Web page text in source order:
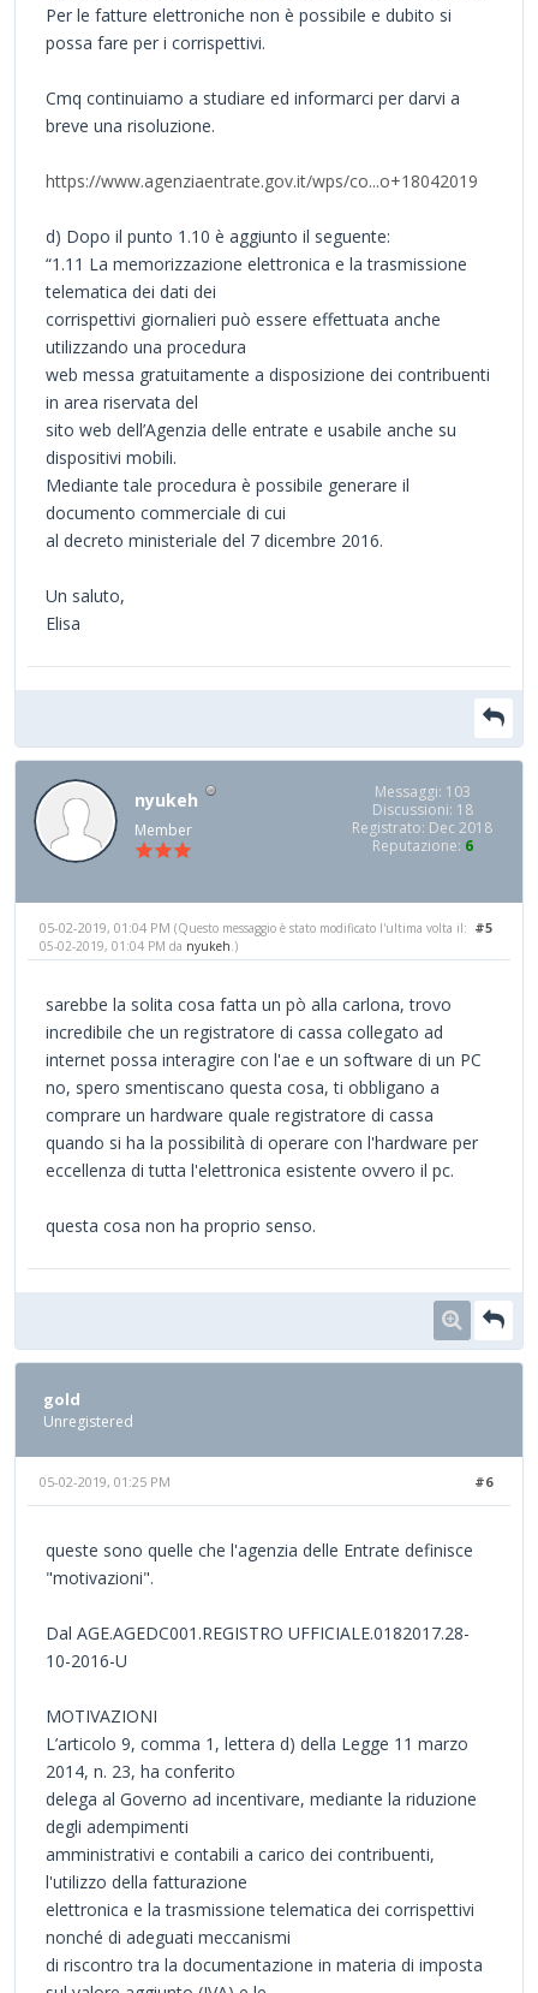
Per le fatture elettroniche non è possibile e dubito si
possa fare per i corrispettivi.
Cmq continuiamo a studiare ed informarci per darvi a
breve una risoluzione.
https://www.agenziaentrate.gov.it/wps/co...o+18042019
d) Dopo il punto 1.10 è aggiunto il seguente:
“1.11 La memorizzazione elettronica e la trasmissione
telematica dei dati dei
corrispettivi giornalieri può essere effettuata anche
utilizzando una procedura
web messa gratuitamente a disposizione dei contribuenti
in area riservata del
sito web dell’Agenzia delle entrate e usabile anche su
dispositivi mobili.
Mediante tale procedura è possibile generare il
documento commerciale di cui
al decreto ministeriale del 7 dicembre 2016.
Un saluto,
Elisa
nyukeh
Member
Messaggi: 103
Discussioni: 18
Registrato: Dec 2018
Reputazione: 6
#5
05-02-2019, 01:04 PM (Questo messaggio è stato modificato l'ultima volta il:
05-02-2019, 01:04 PM da nyukeh.)
sarebbe la solita cosa fatta un pò alla carlona, trovo
incredibile che un registratore di cassa collegato ad
internet possa interagire con l'ae e un software di un PC
no, spero smentiscano questa cosa, ti obbligano a
comprare un hardware quale registratore di cassa
quando si ha la possibilità di operare con l'hardware per
eccellenza di tutta l'elettronica esistente ovvero il pc.
questa cosa non ha proprio senso.
gold
Unregistered
#6
05-02-2019, 01:25 PM
queste sono quelle che l'agenzia delle Entrate definisce
"motivazioni".
Dal AGE.AGEDC001.REGISTRO UFFICIALE.0182017.28-
10-2016-U
MOTIVAZIONI
L’articolo 9, comma 1, lettera d) della Legge 11 marzo
2014, n. 23, ha conferito
delega al Governo ad incentivare, mediante la riduzione
degli adempimenti
amministrativi e contabili a carico dei contribuenti,
l'utilizzo della fatturazione
elettronica e la trasmissione telematica dei corrispettivi
nonché di adeguati meccanismi
di riscontro tra la documentazione in materia di imposta